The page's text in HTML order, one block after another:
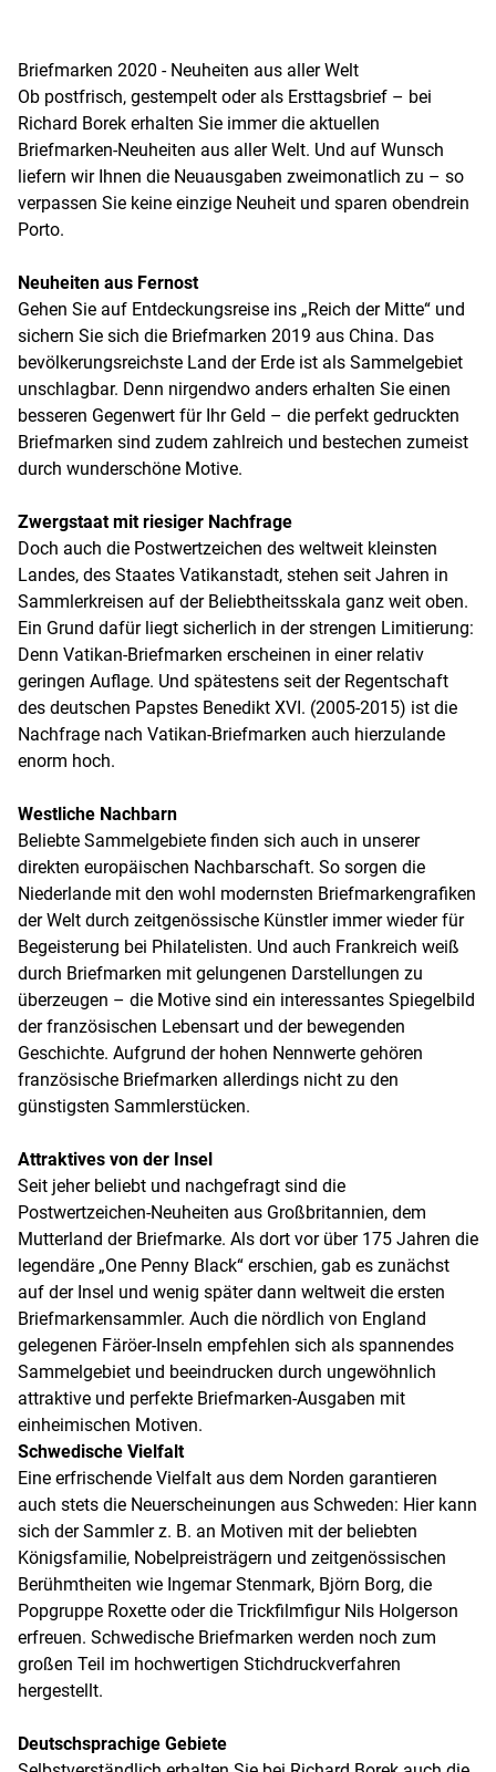
Briefmarken 2020 - Neuheiten aus aller Welt
Ob postfrisch, gestempelt oder als Ersttagsbrief – bei
Richard Borek erhalten Sie immer die aktuellen
Briefmarken-Neuheiten aus aller Welt. Und auf Wunsch
liefern wir Ihnen die Neuausgaben zweimonatlich zu – so
verpassen Sie keine einzige Neuheit und sparen obendrein
Porto.
Neuheiten aus Fernost
Gehen Sie auf Entdeckungsreise ins „Reich der Mitte“ und
sichern Sie sich die Briefmarken 2019 aus China. Das
bevölkerungsreichste Land der Erde ist als Sammelgebiet
unschlagbar. Denn nirgendwo anders erhalten Sie einen
besseren Gegenwert für Ihr Geld – die perfekt gedruckten
Briefmarken sind zudem zahlreich und bestechen zumeist
durch wunderschöne Motive.
Zwergstaat mit riesiger Nachfrage
Doch auch die Postwertzeichen des weltweit kleinsten
Landes, des Staates Vatikanstadt, stehen seit Jahren in
Sammlerkreisen auf der Beliebtheitsskala ganz weit oben.
Ein Grund dafür liegt sicherlich in der strengen Limitierung:
Denn Vatikan-Briefmarken erscheinen in einer relativ
geringen Auflage. Und spätestens seit der Regentschaft
des deutschen Papstes Benedikt XVI. (2005-2015) ist die
Nachfrage nach Vatikan-Briefmarken auch hierzulande
enorm hoch.
Westliche Nachbarn
Beliebte Sammelgebiete finden sich auch in unserer
direkten europäischen Nachbarschaft. So sorgen die
Niederlande mit den wohl modernsten Briefmarkengrafiken
der Welt durch zeitgenössische Künstler immer wieder für
Begeisterung bei Philatelisten. Und auch Frankreich weiß
durch Briefmarken mit gelungenen Darstellungen zu
überzeugen – die Motive sind ein interessantes Spiegelbild
der französischen Lebensart und der bewegenden
Geschichte. Aufgrund der hohen Nennwerte gehören
französische Briefmarken allerdings nicht zu den
günstigsten Sammlerstücken.
Attraktives von der Insel
Seit jeher beliebt und nachgefragt sind die
Postwertzeichen-Neuheiten aus Großbritannien, dem
Mutterland der Briefmarke. Als dort vor über 175 Jahren die
legendäre „One Penny Black“ erschien, gab es zunächst
auf der Insel und wenig später dann weltweit die ersten
Briefmarkensammler. Auch die nördlich von England
gelegenen Färöer-Inseln empfehlen sich als spannendes
Sammelgebiet und beeindrucken durch ungewöhnlich
attraktive und perfekte Briefmarken-Ausgaben mit
einheimischen Motiven.
Schwedische Vielfalt
Eine erfrischende Vielfalt aus dem Norden garantieren
auch stets die Neuerscheinungen aus Schweden: Hier kann
sich der Sammler z. B. an Motiven mit der beliebten
Königsfamilie, Nobelpreisträgern und zeitgenössischen
Berühmtheiten wie Ingemar Stenmark, Björn Borg, die
Popgruppe Roxette oder die Trickfilmfigur Nils Holgerson
erfreuen. Schwedische Briefmarken werden noch zum
großen Teil im hochwertigen Stichdruckverfahren
hergestellt.
Deutschsprachige Gebiete